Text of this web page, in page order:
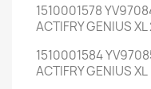
1510001578
ACTIFRY GENIUS XL
1510001584
ACTIFRY GENIUS XL